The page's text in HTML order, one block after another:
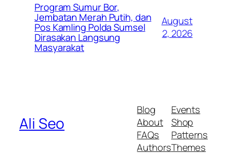
Program Sumur Bor,
Jembatan Merah Putih, dan
Pos Kamling Polda Sumsel
Dirasakan Langsung
Masyarakat
August
2, 2026
Ali Seo
Blog
About
FAQs
Authors
Events
Shop
Patterns
Themes